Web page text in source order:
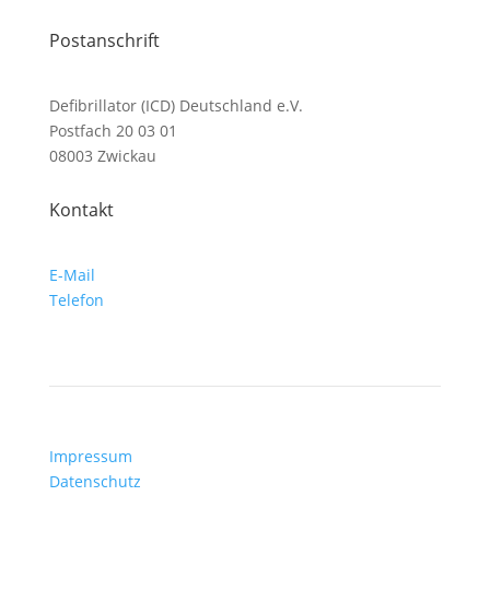
Postanschrift
Defibrillator (ICD) Deutschland e.V.
Postfach 20 03 01
08003 Zwickau
Kontakt
E-Mail
Telefon
Impressum
Datenschutz